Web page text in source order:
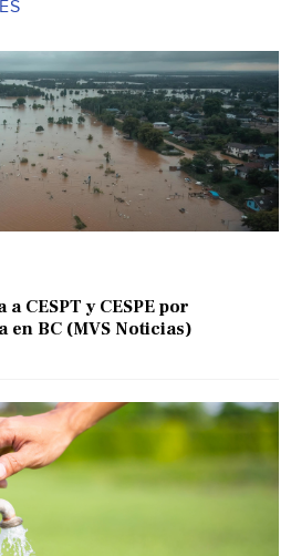
CESPT y CESPE por
en BC (MVS Noticias)